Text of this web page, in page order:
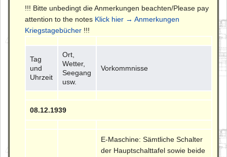
!!! Bitte unbedingt die Anmerkungen beachten/Please pay
attention to the notes Klick hier → Anmerkungen
Kriegstagebücher !!!
Tag
und
Uhrzeit
Ort,
Wetter,
Seegang
usw.
Vorkommnisse
08.12.1939
E-Maschine: Sämtliche Schalter
der Hauptschalttafel sowie beide